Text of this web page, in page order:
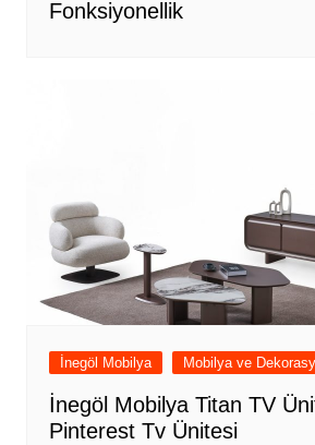
Fonksiyonellik
İnegöl Mobilya Mobilya ve
İnegöl Mobilya Titan TV
Pinterest Tv Ünitesi